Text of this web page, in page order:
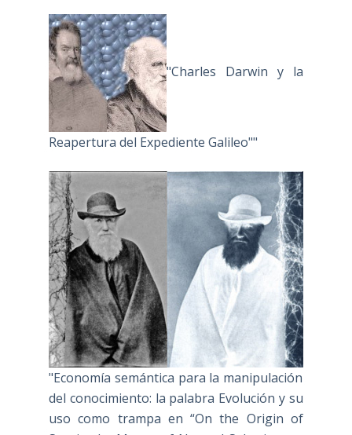
"Charles Darwin y la
Reapertura del Expediente Galileo""
"Economía semántica para la manipulación
del conocimiento: la palabra Evolución y su
uso como trampa en “On the Origin of